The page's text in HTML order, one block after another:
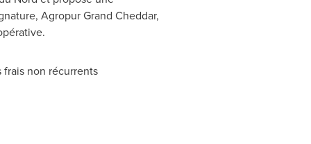
Agropur Grand Cheddar,
non récurrents